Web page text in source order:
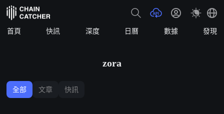
首頁 快訊 深度 日曆 數據 發現
zora
全部 文章 快訊